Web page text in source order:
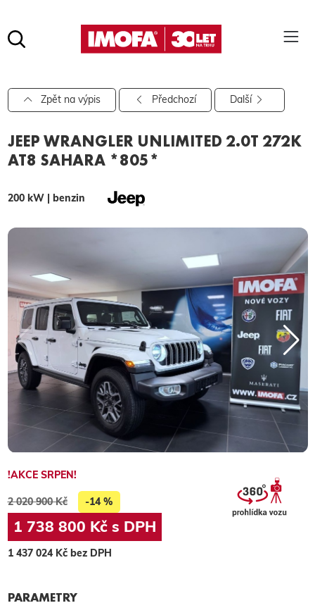
hledat
Pro vyhledávání zadejte alespoň 3 znaky.
Zpět na výpis Předchozí Další
JEEP WRANGLER UNLIMITED 2.0T 272K
AT8 SAHARA *805*
200 kW | benzin
!AKCE SRPEN!
2 020 900 Kč -14 %
1 738 800 Kč s DPH
1 437 024 Kč bez DPH
PARAMETRY